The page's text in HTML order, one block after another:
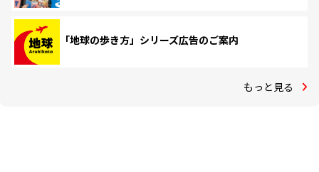
「地球の歩き方」シリーズ広告のご案内
もっと見る